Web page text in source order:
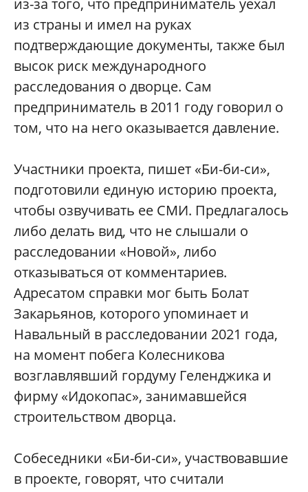
из-за того, что предприниматель уехал
из страны и имел на руках
подтверждающие документы, также был
высок риск международного
расследования о дворце. Сам
предприниматель в 2011 году говорил о
том, что на него оказывается давление.
Участники проекта, пишет «Би-би-си»,
подготовили единую историю проекта,
чтобы озвучивать ее СМИ. Предлагалось
либо делать вид, что не слышали о
расследовании «Новой», либо
отказываться от комментариев.
Адресатом справки мог быть Болат
Закарьянов, которого упоминает и
Навальный в расследовании 2021 года,
на момент побега Колесникова
возглавлявший гордуму Геленджика и
фирму «Идокопас», занимавшейся
строительством дворца.
Собеседники «Би-би-си», участвовавшие
в проекте, говорят, что считали